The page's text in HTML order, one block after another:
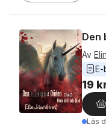
Den
Av
E-
19
Läs